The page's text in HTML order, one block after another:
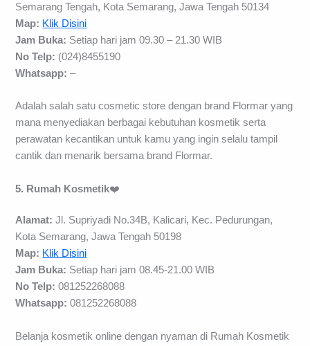
Semarang Tengah, Kota Semarang, Jawa Tengah 50134
Map: Klik Disini
Jam Buka: Setiap hari jam 09.30 – 21.30 WIB
No Telp: (024)8455190
Whatsapp:–
Adalah salah satu cosmetic store dengan brand Flormar yang
mana menyediakan berbagai kebutuhan kosmetik serta
perawatan kecantikan untuk kamu yang ingin selalu tampil
cantik dan menarik bersama brand Flormar.
5. Rumah Kosmetik❤️
Alamat: Jl. Supriyadi No.34B, Kalicari, Kec. Pedurungan,
Kota Semarang, Jawa Tengah 50198
Map: Klik Disini
Jam Buka: Setiap hari jam 08.45-21.00 WIB
No Telp: 081252268088
Whatsapp: 081252268088
Belanja kosmetik online dengan nyaman di Rumah Kosmetik